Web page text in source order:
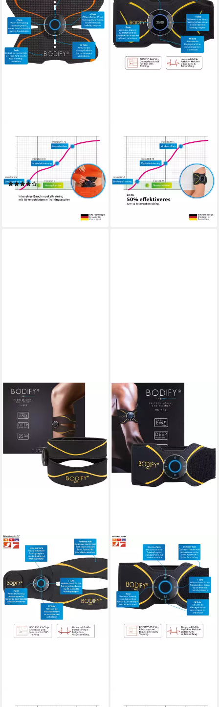
EMS-Bauchmuskeltrainer -
EMS Trainer - Gezielte
Stimulation der Bauch
Muskulatur
(19)
49,90 € 62,90 €
lieferbar - in 2-3 Werktagen bei dir
EMS-Arm-Trainer Max - 2in1
EMS Trainer - Gezielte
Stimulation der Arm &
Beinmuskulatur
99,90 €
lieferbar - in 2-3 Werktagen bei dir